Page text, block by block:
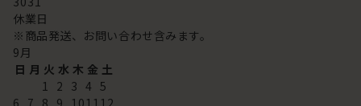
休業日
※商品発送、お問い合わせ含みます。
9月
日 月 火 水 木 金 土
1 2 3 4 5